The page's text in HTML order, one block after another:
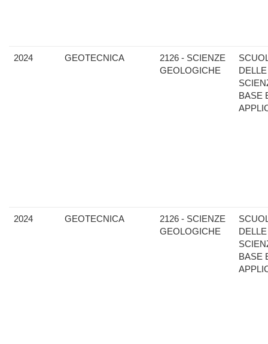
2024 GEOTECNICA
2126 - SCIENZE
GEOLOGICHE
DELLE
BASE
2024 GEOTECNICA
2126 - SCIENZE
GEOLOGICHE
DELLE
BASE